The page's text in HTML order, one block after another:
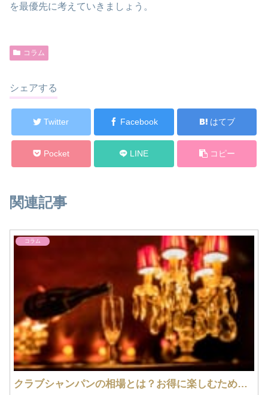
を最優先に考えていきましょう。
コラム
シェアする
Twitter Facebook はてブ
Pocket LINE コピー
関連記事
コラム
クラブシャンパンの相場とは？お得に楽しむためのポイントと注意点